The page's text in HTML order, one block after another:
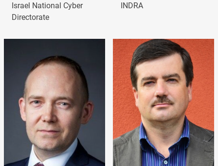
Israel National Cyber
Directorate
INDRA